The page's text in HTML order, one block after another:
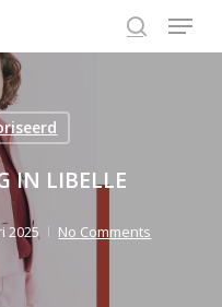
search
Menu
IN LIBELLE
2025 No Comments